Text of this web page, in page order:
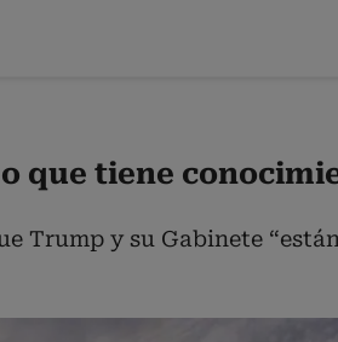
tiene
Trump y su Gabinete